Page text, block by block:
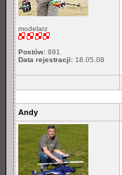
modelarz
Postów: 891
Data rejestracji: 18.05.08
Andy